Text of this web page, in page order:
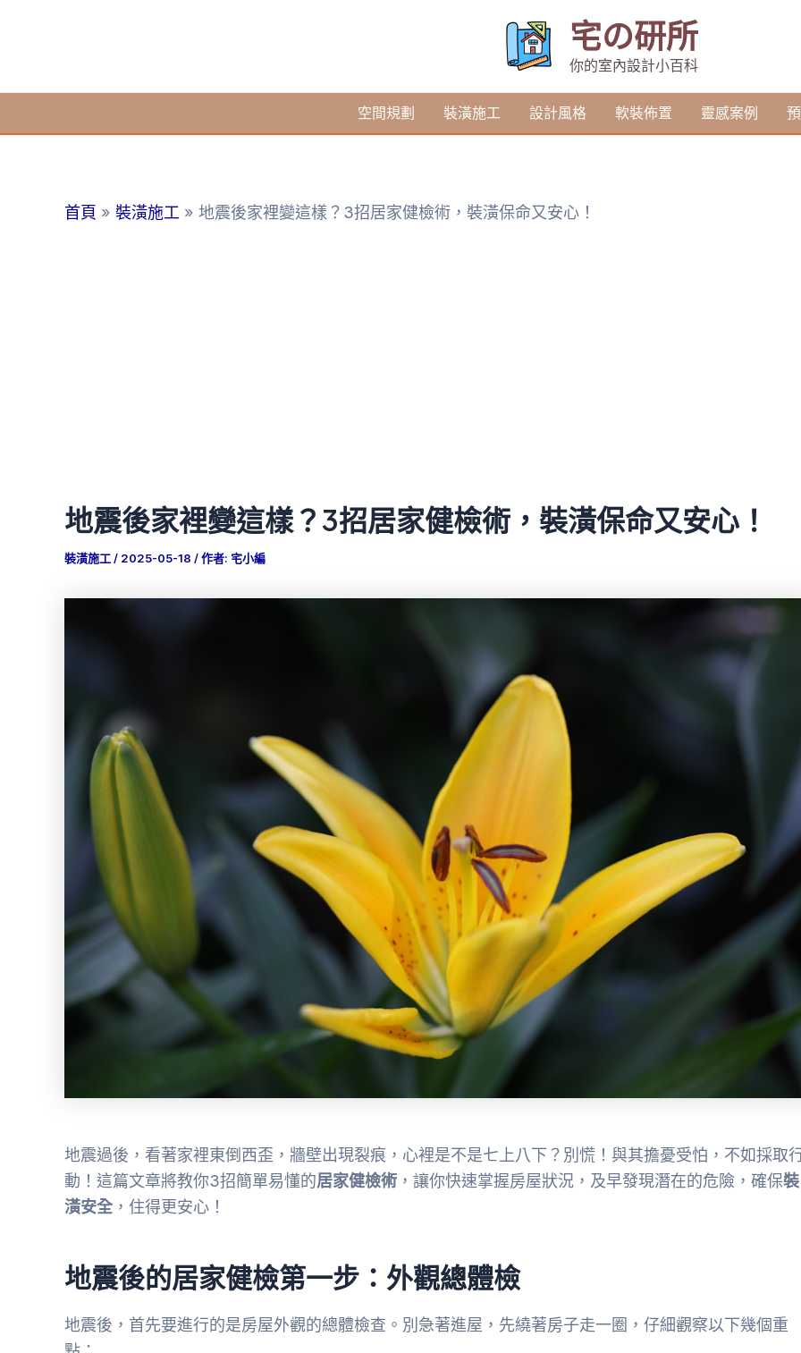
要
宅の研所
你的室內設計小百科
空間規劃 裝潢施工 設計風格 軟裝佈置 靈感案例
首頁 裝潢施工 地震後家裡變這樣？3招居家健檢術，裝潢保命又安心！
地震後家裡變這樣？3招居家健檢術，裝潢保命又安心！
裝潢施工/ 2025-05-18 / 作者: 宅小編
地震過後，看著家裡東倒西歪，牆壁出現裂痕，心裡是不是七上八下？別慌！與其擔憂受怕，不如採取
動！這篇文章將教你3招簡單易懂的居家健檢術 ，讓你快速掌握房屋狀況，及早發現潛在的危險，確保裝
潢安全 ，住得更安心！
地震後的居家健檢第一步：外觀總體檢
地震後，首先要進行的是房屋外觀的總體檢查。別急著進屋，先繞著房子走一圈，仔細觀察以下幾個重